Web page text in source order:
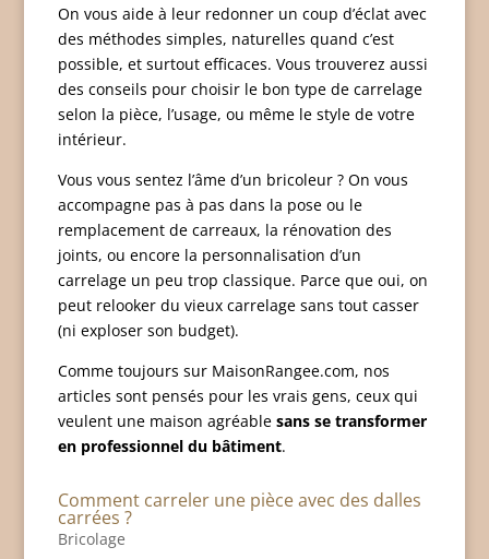
On vous aide à leur redonner un coup d’éclat avec
des méthodes simples, naturelles quand c’est
possible, et surtout efficaces. Vous trouverez aussi
des conseils pour choisir le bon type de carrelage
selon la pièce, l’usage, ou même le style de votre
intérieur.
Vous vous sentez l’âme d’un bricoleur ? On vous
accompagne pas à pas dans la pose ou le
remplacement de carreaux, la rénovation des
joints, ou encore la personnalisation d’un
carrelage un peu trop classique. Parce que oui, on
peut relooker du vieux carrelage sans tout casser
(ni exploser son budget).
Comme toujours sur MaisonRangee.com, nos
articles sont pensés pour les vrais gens, ceux qui
veulent une maison agréable sans se transformer
en professionnel du bâtiment.
Comment carreler une pièce avec des dalles
carrées ?
Bricolage